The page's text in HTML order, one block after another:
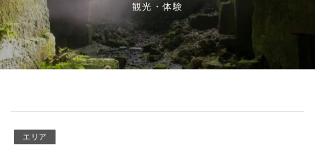
観光・体験
エリア